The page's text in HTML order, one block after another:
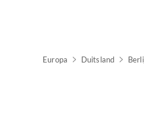
Europa Duitsland